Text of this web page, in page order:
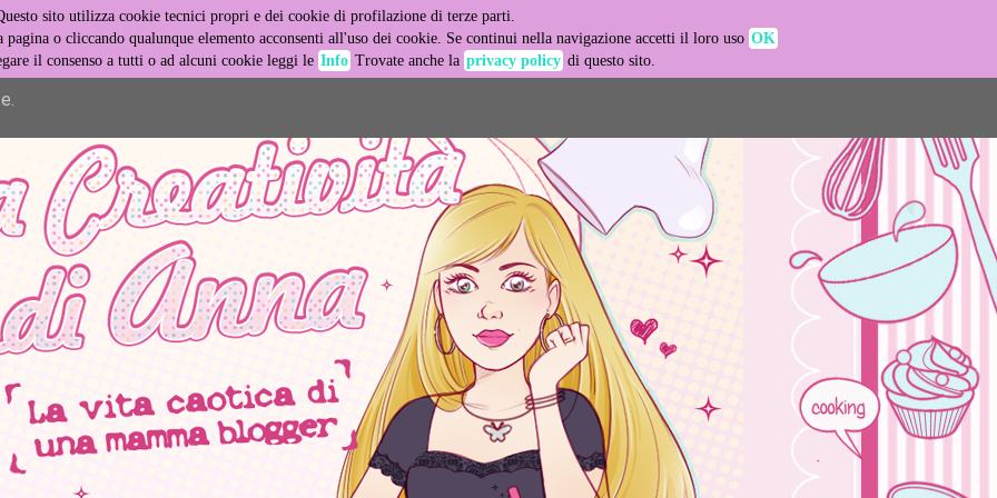
sito utilizza cookie tecnici propri e dei cookie di profilazione di terze parti.
pagina o cliccando qualunque elemento acconsenti all'uso dei cookie. Se continui nella navigazione accetti il loro uso OK
il consenso a tutti o ad alcuni cookie leggi le Info Trovate anche la privacy policy di questo sito.
its services and to analyze traffic. Your IP address and user-agent
and security metrics to ensure quality of service, generate usage
LEARN MORE